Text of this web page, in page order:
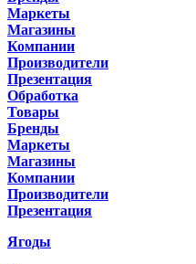
Маркеты
Магазины
Компании
Производители
Презентация
Обработка
Товары
Бренды
Маркеты
Магазины
Компании
Производители
Презентация
Ягоды